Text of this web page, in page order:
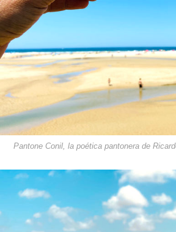
Pantone Conil, la poética pantonera de